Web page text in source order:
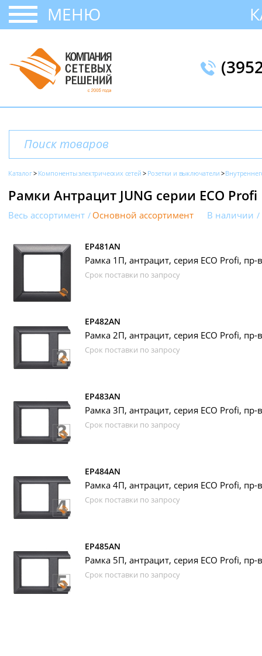
МЕНЮ
Каталог Компоненты электрических сетей Розетки и выключатели
Рамки Антрацит JUNG серии ECO Profi
Весь ассортимент Основной ассортимент В наличии
EP481AN
Рамка 1П, антрацит, серия ECO Profi, пр-
Срок поставки по запросу
EP482AN
Рамка 2П, антрацит, серия ECO Profi, пр-
Срок поставки по запросу
EP483AN
Рамка 3П, антрацит, серия ECO Profi, пр-
Срок поставки по запросу
EP484AN
Рамка 4П, антрацит, серия ECO Profi, пр-
Срок поставки по запросу
EP485AN
Рамка 5П, антрацит, серия ECO Profi, пр-
Срок поставки по запросу